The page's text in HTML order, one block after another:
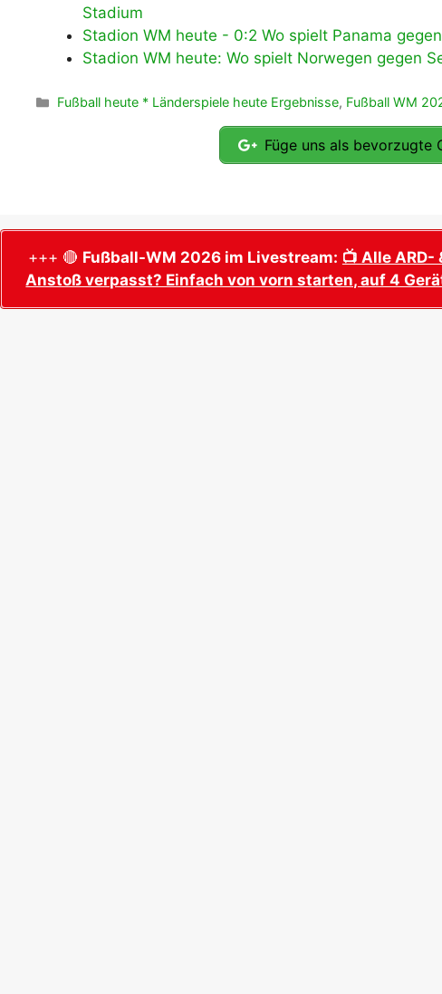
Stadium
Stadion WM heute - 0:2 Wo spielt Panama
Stadion WM heute: Wo spielt Norwegen gegen
Kategorien
Fußball heute * Länderspiele heute Ergebnisse, Fußball WM
Füge uns als bevorzugte
+++ 🔴 Fußball-WM 2026 im Livestream: 📺 Alle
Anstoß verpasst? Einfach von vorn starten, auf 4